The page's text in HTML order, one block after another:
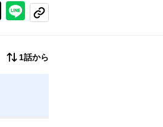
Xで投稿するラインでシェアする
コピーする
1話から